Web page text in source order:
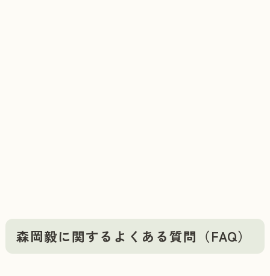
森岡毅に関するよくある質問（FAQ）